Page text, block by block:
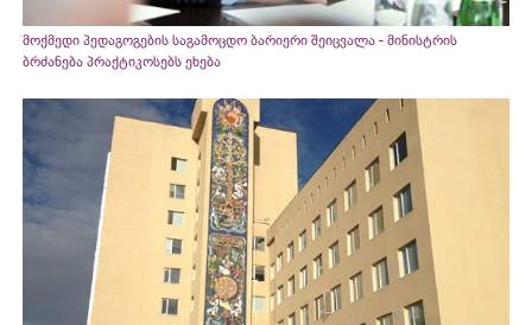
მოქმედი პედაგოგების საგამოცდო ბარიერი შეიცვალა - მინისტრის
ბრძანება პრაქტიკოსებს ეხება